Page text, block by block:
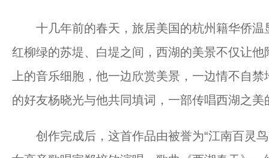
十几年前的春天，旅居美国的杭州籍华侨温
红柳绿的苏堤、白堤之间，西湖的美景不仅让
上的音乐细胞，他一边欣赏美景，一边情不自
的好友杨晓光与他共同填词，一部传唱西湖之美
创作完成后，这首作品由被誉为“江南百灵鸟